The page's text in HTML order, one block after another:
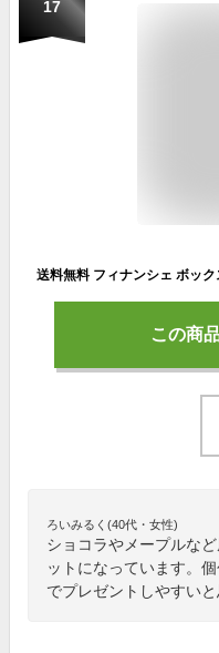
17
この商
ろいみるく(40代・女性)
ショコラやメープルな
ットになっています。
でプレゼントしやすいと